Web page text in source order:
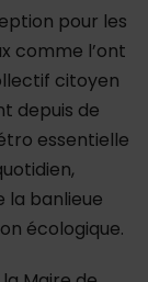
pour les
comme l’ont
citoyen
depuis de
essentielle
la banlieue
écologique.